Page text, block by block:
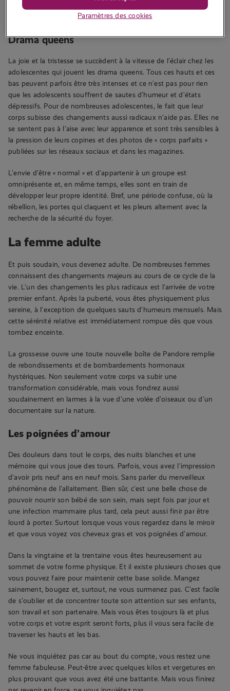
sensations fortes sont plus susceptibles d’avoir des problèmes
avec l’alcool, la drogue ou les rapports sexuels non protégés.
Drama queens
La joie et la tristesse se succèdent à la vitesse de l’éclair chez les
adolescentes qui jouent les drama queens. Tous ces hauts et ces
bas peuvent parfois être très intenses et ce n’est pas pour rien
que les adolescents souffrent de sautes d’humeur et d’états
dépressifs. Pour de nombreuses adolescentes, le fait que leur
corps subisse des changements aussi radicaux n’aide pas. Elles ne
se sentent pas à l’aise avec leur apparence et sont très sensibles à
la pression de leurs copines et des photos de « corps parfaits »
publiées sur les réseaux sociaux et dans les magazines.
L’envie d’être « normal » et d’appartenir à un groupe est
omniprésente et, en même temps, elles sont en train de
développer leur propre identité. Bref, une période confuse, où la
rébellion, les portes qui claquent et les pleurs alternent avec la
recherche de la sécurité du foyer.
La femme adulte
Et puis soudain, vous devenez adulte. De nombreuses femmes
connaissent des changements majeurs au cours de ce cycle de la
vie. L’un des changements les plus radicaux est l’arrivée de votre
premier enfant. Après la puberté, vous êtes physiquement plus
sereine, à l’exception de quelques sauts d’humeurs mensuels. Mais
cette sérénité relative est immédiatement rompue dès que vous
tombez enceinte.
La grossesse ouvre une toute nouvelle boîte de Pandore remplie
de rebondissements et de bombardements hormonaux
hystériques. Non seulement votre corps va subir une
transformation considérable, mais vous fondrez aussi
soudainement en larmes à la vue d’une volée d’oiseaux ou d’un
documentaire sur la nature.
Les poignées d’amour
Des douleurs dans tout le corps, des nuits blanches et une
mémoire qui vous joue des tours. Parfois, vous avez l’impression
d’avoir pris neuf ans en neuf mois. Sans parler du merveilleux
phénomène de l’allaitement. Bien sûr, c’est une belle chose de
pouvoir nourrir son bébé de son sein, mais sept fois par jour et
une infection mammaire plus tard, cela peut aussi finir par être
lourd à porter. Surtout lorsque vous vous regardez dans le miroir
et que vous voyez vos cheveux gras et vos poignées d’amour.
Dans la vingtaine et la trentaine vous êtes heureusement au
sommet de votre forme physique. Et il existe plusieurs choses que
vous pouvez faire pour maintenir cette base solide. Mangez
sainement, bougez et, surtout, ne vous surmenez pas. C’est facile
de s’oublier et de concentrer toute son attention sur ses enfants,
son travail et son partenaire. Mais vous êtes toujours là et plus
votre corps et votre esprit seront forts, plus il vous sera facile de
traverser les hauts et les bas.
Ne vous inquiétez pas car au bout du compte, vous restez une
femme fabuleuse. Peut-être avec quelques kilos et vergetures en
plus prouvant que vous avez été une battante. Mais vous finirez
Paramètres des cookies